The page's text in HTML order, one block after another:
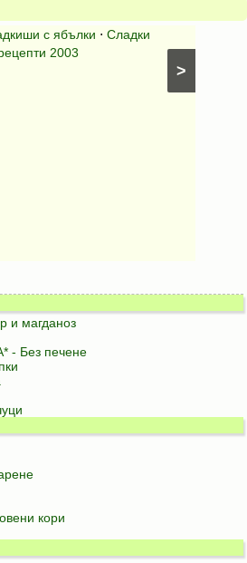
>
с ябълки ⋅ Сладки
2003
мама
и магданоз
- Без печене
кори